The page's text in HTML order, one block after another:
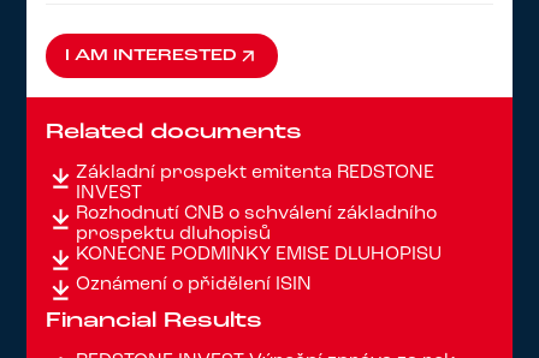
I AM INTERESTED
I AM INTERESTED
Related documents
Základní prospekt emitenta REDSTONE
INVEST
Rozhodnutí ČNB o schválení základního
prospektu dluhopisů
KONEČNÉ PODMÍNKY EMISE DLUHOPISŮ
Oznámení o přidělení ISIN
Financial Results